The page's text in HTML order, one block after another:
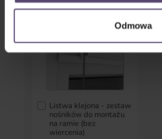
Odmowa
Listwa klejona - zestaw
nośników do montażu
na ramie (bez
wiercenia)